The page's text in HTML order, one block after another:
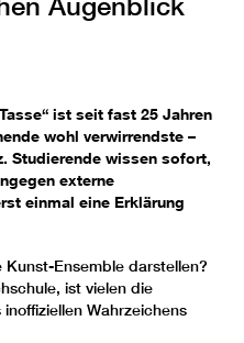
ist seit fast 25 Jahren
wohl verwirrendste –
Studierende wissen sofort,
externe
einmal eine Erklärung
Ensemble darstellen?
ist vielen die
Wahrzeichens